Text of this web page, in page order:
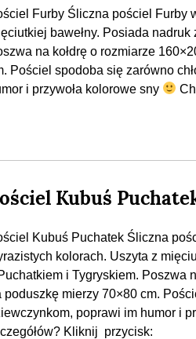
Furby Śliczna pościel Furby
bawełny. Posiada
na kołdrę o rozmiarze
Pościel spodoba się zarówno
i przywoła kolorowe sny
Kubuś
Kubuś Puchatek Śliczna
kolorach. Uszyta z
i Tygryskiem. Poszwa
poduszkę mierzy 70×80 cm.
poprawi im humor i
Kliknij przycisk: